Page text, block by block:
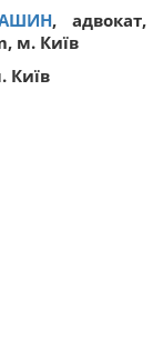
, адвокат,
м. Київ
Київ